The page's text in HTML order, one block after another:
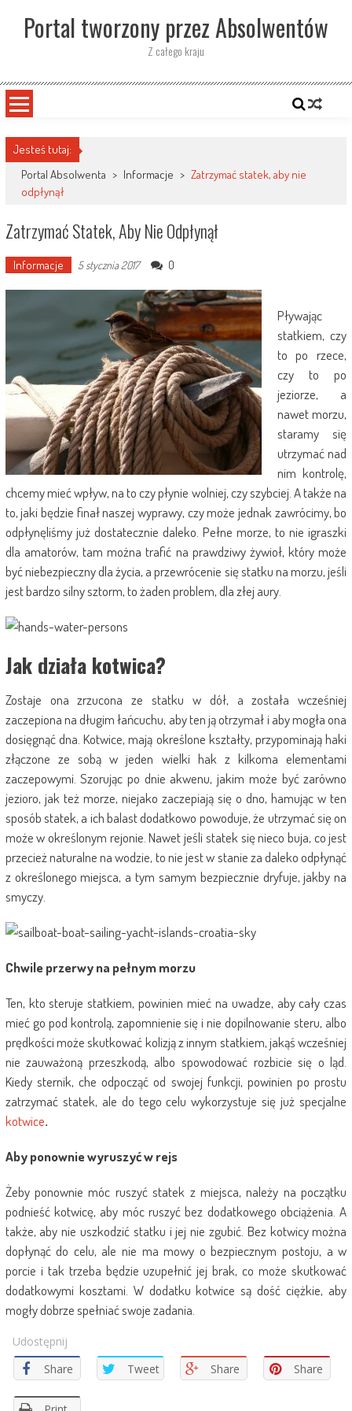
contentPortal tworzony przez Absolwentów
Z całego kraju
Jesteś tutaj:
Portal Absolwenta > Informacje > Zatrzymać statek, aby nie
odpłynął
Zatrzymać Statek, Aby Nie Odpłynął
Informacje 5 stycznia 2017 0
Pływając
statkiem, czy
to po rzece,
czy to po
jeziorze, a
nawet morzu,
staramy się
utrzymać nad
nim kontrolę,
chcemy mieć wpływ, na to czy płynie wolniej, czy szybciej. A także na
to, jaki będzie finał naszej wyprawy, czy może jednak zawrócimy, bo
odpłynęliśmy już dostatecznie daleko. Pełne morze, to nie igraszki
dla amatorów, tam można trafić na prawdziwy żywioł, który może
być niebezpieczny dla życia, a przewrócenie się statku na morzu, jeśli
jest bardzo silny sztorm, to żaden problem, dla złej aury.
Jak działa kotwica?
Zostaje ona zrzucona ze statku w dół, a została wcześniej
zaczepiona na długim łańcuchu, aby ten ją otrzymał i aby mogła ona
dosięgnąć dna. Kotwice, mają określone kształty, przypominają haki
złączone ze sobą w jeden wielki hak z kilkoma elementami
zaczepowymi. Szorując po dnie akwenu, jakim może być zarówno
jezioro, jak też morze, niejako zaczepiają się o dno, hamując w ten
sposób statek, a ich balast dodatkowo powoduje, że utrzymać się on
może w określonym rejonie. Nawet jeśli statek się nieco buja, co jest
przecież naturalne na wodzie, to nie jest w stanie za daleko odpłynąć
z określonego miejsca, a tym samym bezpiecznie dryfuje, jakby na
smyczy.
Chwile przerwy na pełnym morzu
Ten, kto steruje statkiem, powinien mieć na uwadze, aby cały czas
mieć go pod kontrolą, zapomnienie się i nie dopilnowanie steru, albo
prędkości może skutkować kolizją z innym statkiem, jakąś wcześniej
nie zauważoną przeszkodą, albo spowodować rozbicie się o ląd.
Kiedy sternik, che odpocząć od swojej funkcji, powinien po prostu
zatrzymać statek, ale do tego celu wykorzystuje się już specjalne
kotwice.
Aby ponownie wyruszyć w rejs
Żeby ponownie móc ruszyć statek z miejsca, należy na początku
podnieść kotwicę, aby móc ruszyć bez dodatkowego obciążenia. A
także, aby nie uszkodzić statku i jej nie zgubić. Bez kotwicy można
dopłynąć do celu, ale nie ma mowy o bezpiecznym postoju, a w
porcie i tak trzeba będzie uzupełnić jej brak, co może skutkować
dodatkowymi kosztami. W dodatku kotwice są dość ciężkie, aby
mogły dobrze spełniać swoje zadania.
Udostępnij
Share
Tweet Share Share